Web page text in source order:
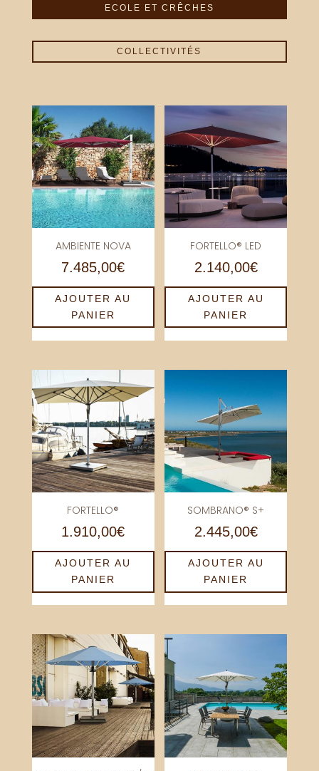
ECOLE ET CRÊCHES
COLLECTIVITÉS
AMBIENTE NOVA
7.485,00€
AJOUTER AU
PANIER
FORTELLO® LED
2.140,00€
AJOUTER AU
PANIER
FORTELLO®
1.910,00€
AJOUTER AU
PANIER
SOMBRANO® S+
2.445,00€
AJOUTER AU
PANIER